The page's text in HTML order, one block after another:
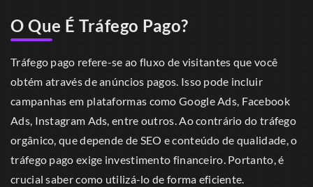
O Que É Tráfego Pago?
Tráfego pago refere-se ao fluxo de visitantes que você
obtém através de anúncios pagos. Isso pode incluir
campanhas em plataformas como Google Ads, Facebook
Ads, Instagram Ads, entre outros. Ao contrário do tráfego
orgânico, que depende de SEO e conteúdo de qualidade, o
tráfego pago exige investimento financeiro. Portanto, é
crucial saber como utilizá-lo de forma eficiente.